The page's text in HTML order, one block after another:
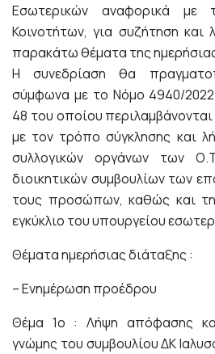
Εσωτερικών αναφορικά με
Κοινοτήτων, για συζήτηση
παρακάτω θέματα της
Η συνεδρίαση θα
σύμφωνα με το Νόμο 4940/
48 του οποίου
με τον τρόπο σύγκλησης και
συλλογικών οργάνων των
διοικητικών συμβουλίων των
τους προσώπων, καθώς και
εγκύκλιο του υπουργείου
Θέματα ημερήσιας διάταξης :
– Ενημέρωση προέδρου
Θέμα 1ο : Λήψη απόφασης
γνώμης του συμβουλίου ΔΚ